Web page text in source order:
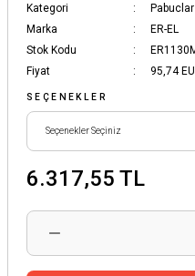
Kategori
Pabuclar
Marka
ER-EL
Stok Kodu
Fiyat
95,74
SEÇENEKLER
6.317,55 TL